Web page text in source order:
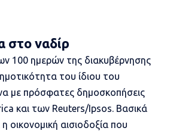
στο ναδίρ
100 ημερών της διακυβέρνησης
του ίδιου του
με πρόσφατες δημοσκοπήσεις
και των Reuters/Ipsos. Βασικά
οικονομική αισιοδοξία που